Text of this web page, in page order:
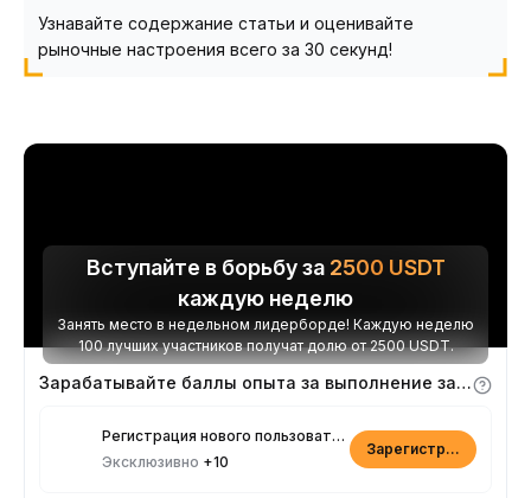
Узнавайте содержание статьи и оценивайте
рыночные настроения всего за 30 секунд!
Вступайте в борьбу за 2500 USDT
каждую неделю
Занять место в недельном лидерборде! Каждую неделю
100 лучших участников получат долю от 2500 USDT.
Зарабатывайте баллы опыта за выполнение заданий
Регистрация нового пользователя
Эксклюзивно +10
Зарегистрироваться